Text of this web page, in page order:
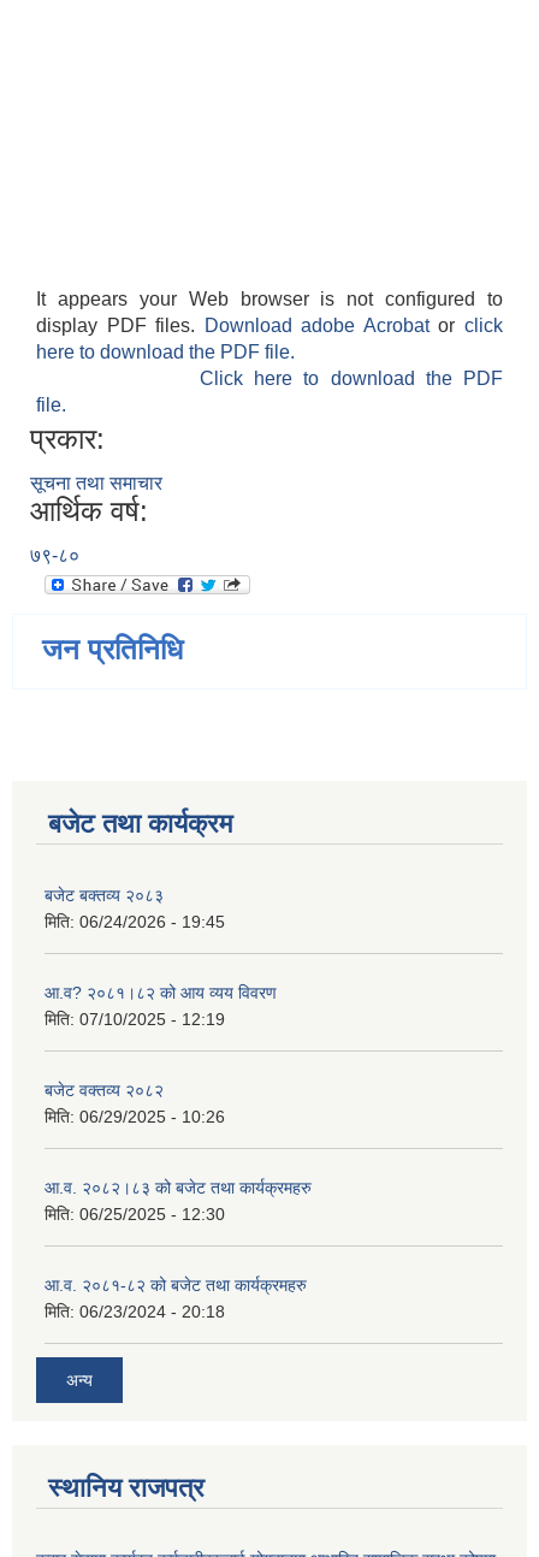
It appears your Web browser is not configured to
display PDF files.
Download adobe Acrobatorclick
here to download the PDF file.
Click here to download the PDF
file.
प्रकार:
सूचना तथा समाचार
आर्थिक वर्ष:
७९-८०
जन प्रतिनिधि
बजेट तथा कार्यक्रम
बजेट बक्तव्य २०८३
मिति: 06/24/2026 - 19:45
आ.व? २०८१।८२ को आय व्यय विवरण
मिति: 07/10/2025 - 12:19
बजेट वक्तव्य २०८२
मिति: 06/29/2025 - 10:26
आ.व. २०८२।८३ को बजेट तथा कार्यक्रमहरु
मिति: 06/25/2025 - 12:30
आ.व. २०८१-८२ को बजेट तथा कार्यक्रमहरु
मिति: 06/23/2024 - 20:18
अन्य
स्थानिय राजपत्र